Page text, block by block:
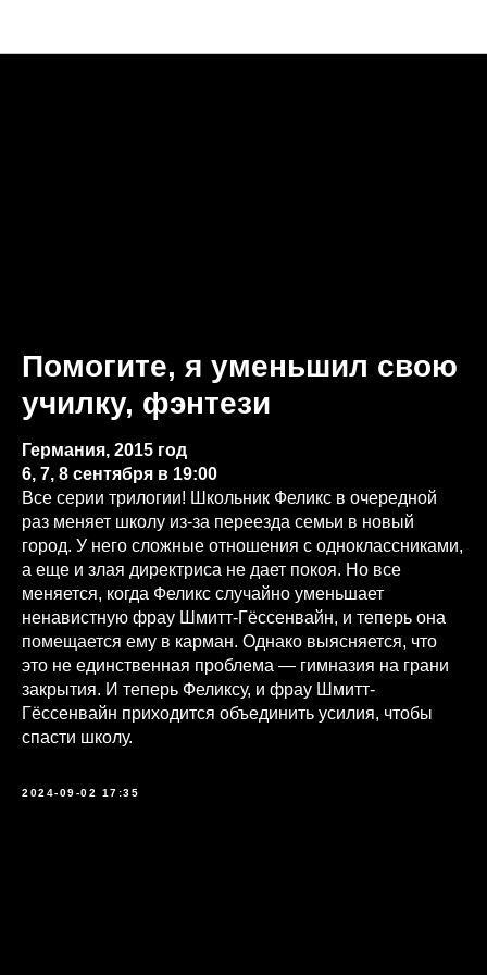
Помогите, я уменьшил свою
училку, фэнтези
Германия, 2015 год
​​​​​​​6, 7, 8 сентября в 19:00
Все серии трилогии! Школьник Феликс в очередной
раз меняет школу из-за переезда семьи в новый
город. У него сложные отношения с одноклассниками,
а еще и злая директриса не дает покоя. Но все
меняется, когда Феликс случайно уменьшает
ненавистную фрау Шмитт-Гёссенвайн, и теперь она
помещается ему в карман. Однако выясняется, что
это не единственная проблема — гимназия на грани
закрытия. И теперь Феликсу, и фрау Шмитт-
Гёссенвайн приходится объединить усилия, чтобы
спасти школу.
2024-09-02 17:35